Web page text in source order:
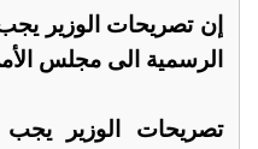
إن تصريحات الوزير
الرسمية الى مجلس
تصريحات الوزير يجب